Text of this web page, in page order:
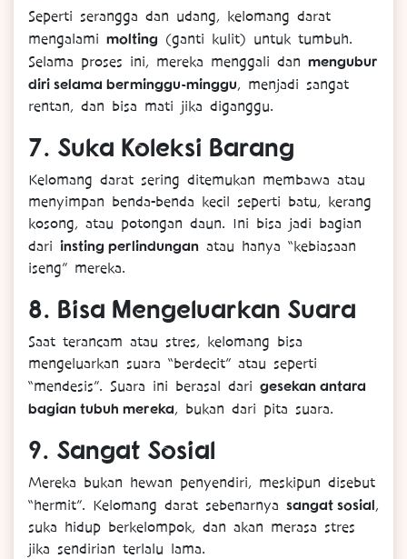
Seperti serangga dan udang, kelomang darat
mengalami molting (ganti kulit) untuk tumbuh.
Selama proses ini, mereka menggali dan mengubur
diri selama berminggu-minggu, menjadi sangat
rentan, dan bisa mati jika diganggu.
7. Suka Koleksi Barang
Kelomang darat sering ditemukan membawa atau
menyimpan benda-benda kecil seperti batu, kerang
kosong, atau potongan daun. Ini bisa jadi bagian
dari insting perlindungan atau hanya “kebiasaan
iseng” mereka.
8. Bisa Mengeluarkan Suara
Saat terancam atau stres, kelomang bisa
mengeluarkan suara “berdecit” atau seperti
“mendesis”. Suara ini berasal dari gesekan antara
bagian tubuh mereka, bukan dari pita suara.
9. Sangat Sosial
Mereka bukan hewan penyendiri, meskipun disebut
“hermit”. Kelomang darat sebenarnya sangat sosial,
suka hidup berkelompok, dan akan merasa stres
jika sendirian terlalu lama.